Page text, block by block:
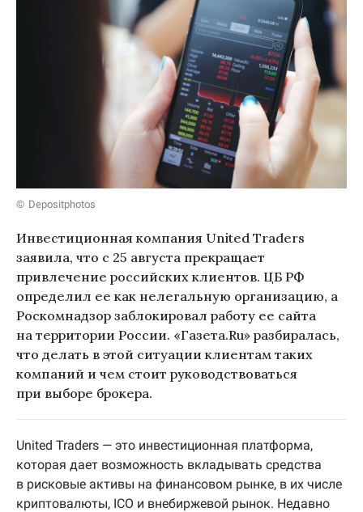
Depositphotos
Инвестиционная компания United Traders
заявила, что с 25 августа прекращает
привлечение российских клиентов. ЦБ РФ
определил ее как нелегальную организацию, а
Роскомнадзор заблокировал работу ее сайта
на территории России. «Газета.Ru» разбиралась,
что делать в этой ситуации клиентам таких
компаний и чем стоит руководствоваться
при выборе брокера.
United Traders — это инвестиционная платформа,
которая дает возможность вкладывать средства
в рисковые активы на финансовом рынке, в их числе
криптовалюты, ICO и внебиржевой рынок. Недавно